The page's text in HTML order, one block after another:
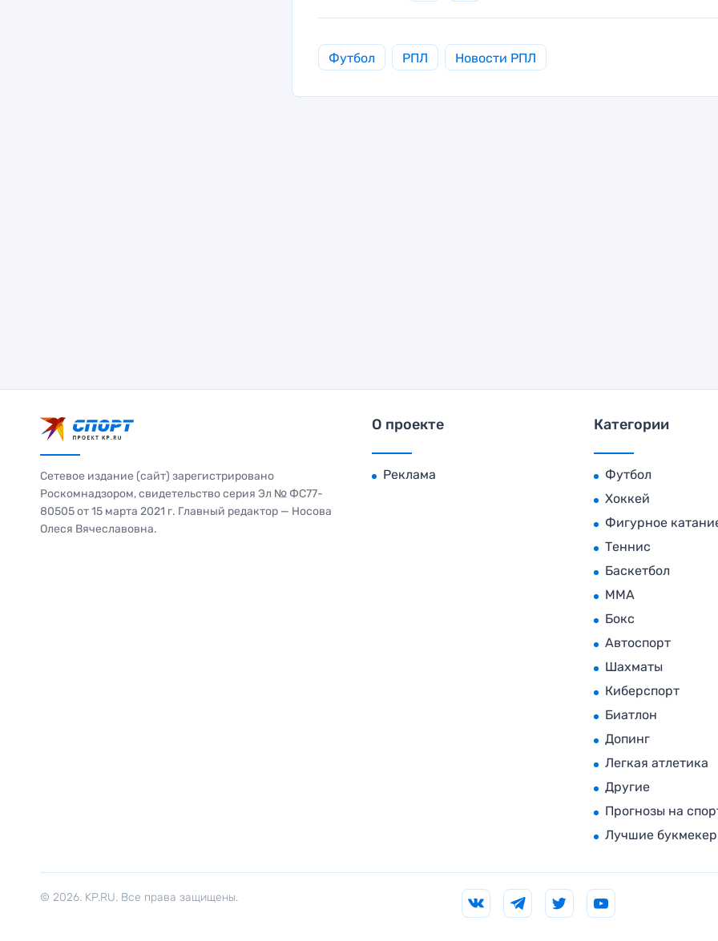
Футбол РПЛ Новости РПЛ
Сетевое издание (сайт) зарегистрировано
Роскомнадзором, свидетельство серия Эл № ФС77-
80505 от 15 марта 2021 г. Главный редактор — Носова
Олеся Вячеславовна.
О проекте
Реклама
Категории
Футбол
Хоккей
Фигурное
Теннис
Баскетбол
MMA
Бокс
Автоспорт
Шахматы
Киберспорт
Биатлон
Допинг
Легкая атлетика
Другие
Прогнозы на
Лучшие
© 2026. KP.RU. Все права защищены.